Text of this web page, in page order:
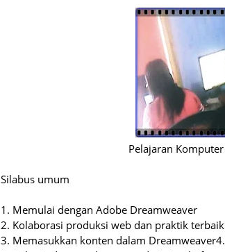
Pelajaran Komputer
Silabus umum
1. Memulai dengan Adobe Dreamweaver
2. Kolaborasi produksi web dan praktik
3. Memasukkan konten dalam Dreamweaver4.